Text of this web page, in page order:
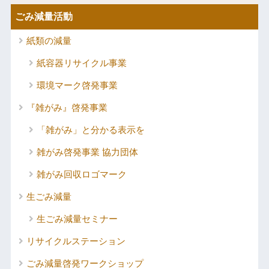
ごみ減量活動
紙類の減量
紙容器リサイクル事業
環境マーク啓発事業
『雑がみ』啓発事業
「雑がみ」と分かる表示を
雑がみ啓発事業 協力団体
雑がみ回収ロゴマーク
生ごみ減量
生ごみ減量セミナー
リサイクルステーション
ごみ減量啓発ワークショップ